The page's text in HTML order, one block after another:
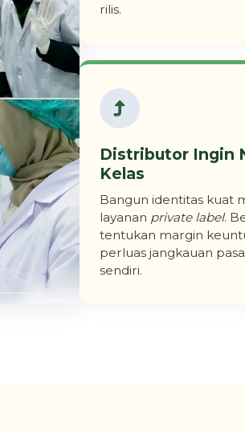
rilis.
Distributor Ingin
Kelas
Bangun identitas kuat
layanan private label.
tentukan margin
perluas jangkauan
sendiri.